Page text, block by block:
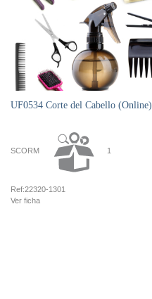
UF0534 Corte del Cabello (Online)
SCORM 1
Ref:22320-1301
Ver ficha